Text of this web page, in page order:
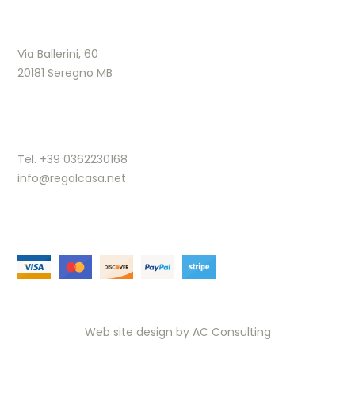
Via Ballerini, 60
20181 Seregno MB
Tel. +39 0362230168
info@regalcasa.net
Web site design by AC Consulting